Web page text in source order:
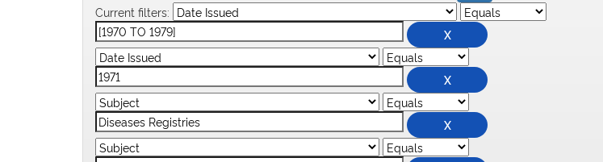
Current filters: